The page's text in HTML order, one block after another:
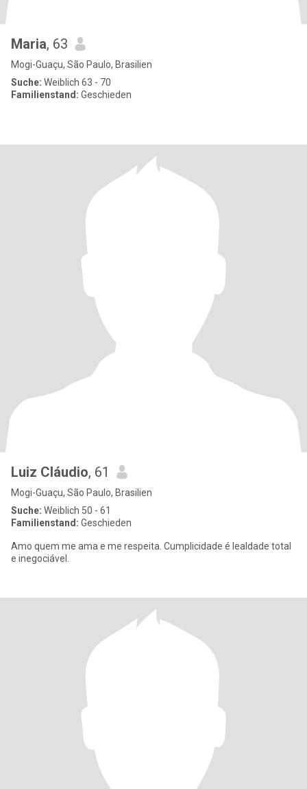
Maria, 63
Mogi-Guaçu, São Paulo, Brasilien
Suche: Weiblich 63 - 70
Familienstand: Geschieden
Luiz Cláudio, 61
Mogi-Guaçu, São Paulo, Brasilien
Suche: Weiblich 50 - 61
Familienstand: Geschieden
Amo quem me ama e me respeita. Cumplicidade é lealdade total
e inegociável.